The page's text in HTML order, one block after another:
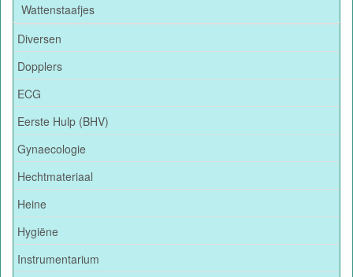
Wattenstaafjes
Diversen
Dopplers
ECG
Eerste Hulp (BHV)
Gynaecologie
Hechtmateriaal
Heine
Hygiëne
Instrumentarium